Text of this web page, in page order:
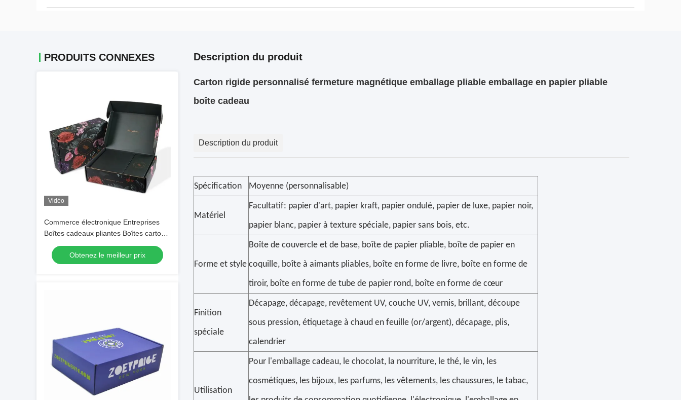
PRODUITS CONNEXES
Vidéo
Commerce électronique Entreprises
Boîtes cadeaux pliantes Boîtes carton
Carton carton courriers en papier rigide
ondulé
Obtenez le meilleur prix
Description du produit
Carton rigide personnalisé fermeture magnétique emballage pliable emballage en papier pliable
boîte cadeau
Description du produit
Spécification Moyenne (personnalisable)
Matériel
Facultatif: papier d'art, papier kraft, papier ondulé, papier de luxe, papier noir,
papier blanc, papier à texture spéciale, papier sans bois, etc.
Forme et style
Boîte de couvercle et de base, boîte de papier pliable, boîte de papier en
coquille, boîte à aimants pliables, boîte en forme de livre, boîte en forme de
tiroir, boîte en forme de tube de papier rond, boîte en forme de cœur
Finition
spéciale
Décapage, décapage, revêtement UV, couche UV, vernis, brillant, découpe
sous pression, étiquetage à chaud en feuille (or/argent), décapage, plis,
calendrier
Utilisation
Pour l'emballage cadeau, le chocolat, la nourriture, le thé, le vin, les
cosmétiques, les bijoux, les parfums, les vêtements, les chaussures, le tabac,